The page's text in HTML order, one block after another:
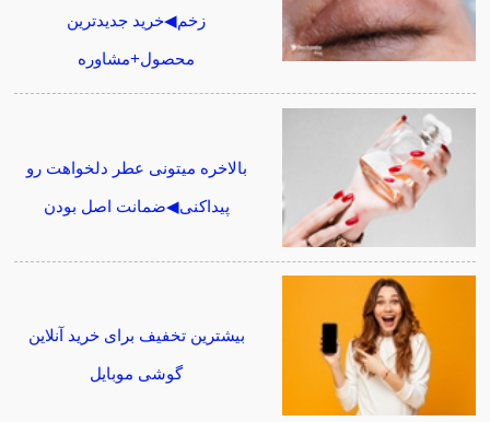
زخم◀خرید جدیدترین
محصول+مشاوره
بالاخره میتونی عطر دلخواهت رو
پیداکنی◀ضمانت اصل بودن
بیشترین تخفیف برای خرید آنلاین
گوشی موبایل